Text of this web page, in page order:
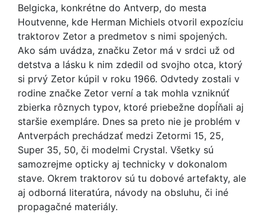
Belgicka, konkrétne do Antverp, do mesta
Houtvenne, kde Herman Michiels otvoril expozíciu
traktorov Zetor a predmetov s nimi spojených.
Ako sám uvádza, značku Zetor má v srdci už od
detstva a lásku k nim zdedil od svojho otca, ktorý
si prvý Zetor kúpil v roku 1966. Odvtedy zostali v
rodine značke Zetor verní a tak mohla vzniknúť
zbierka rôznych typov, ktoré priebežne dopĺňali aj
staršie exempláre. Dnes sa preto nie je problém v
Antverpách prechádzať medzi Zetormi 15, 25,
Super 35, 50, či modelmi Crystal. Všetky sú
samozrejme opticky aj technicky v dokonalom
stave. Okrem traktorov sú tu dobové artefakty, ale
aj odborná literatúra, návody na obsluhu, či iné
propagačné materiály.